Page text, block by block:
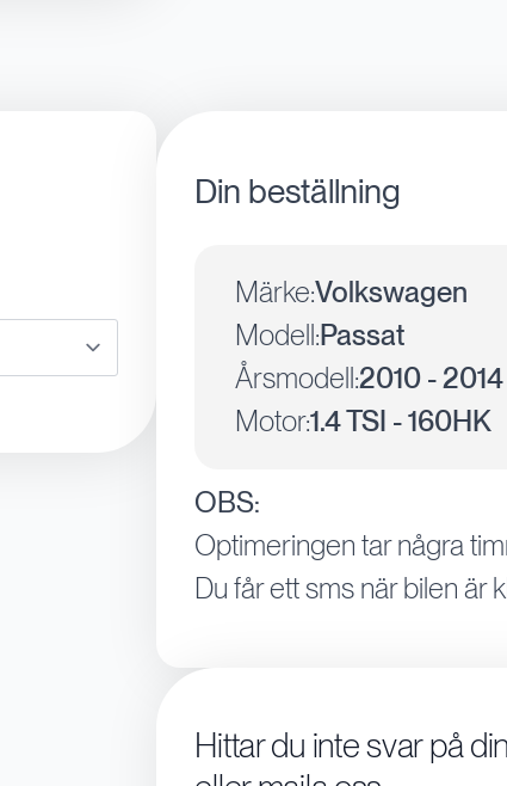
Din beställning
Märke:Volkswagen
Modell:Passat
Årsmodell:2010 - 2014
Motor:1.4 TSI - 160HK
OBS:
Optimeringen tar några
Du får ett sms när bilen är
Hittar du inte svar på